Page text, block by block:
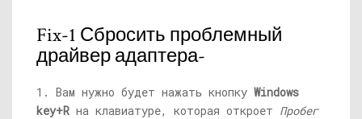
Fix-1 Сбросить проблемный
драйвер адаптера-
1. Вам нужно будет нажать кнопку Windows
key+R на клавиатуре, которая откроет Пробег